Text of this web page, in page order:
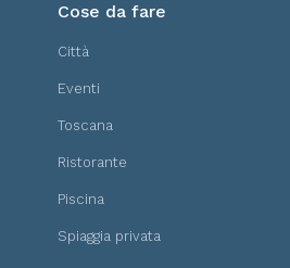
Cose da fare
Città
Eventi
Toscana
Ristorante
Piscina
Spiaggia privata